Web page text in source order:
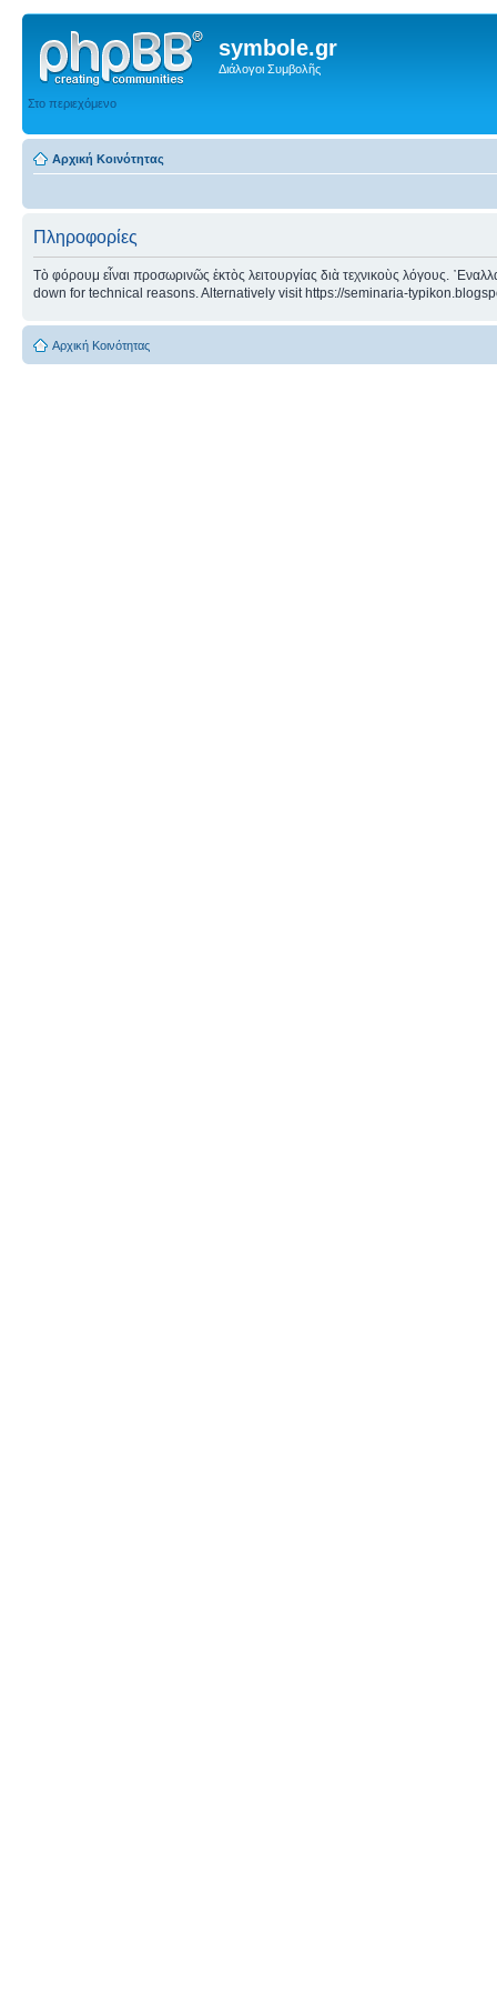
symbole.gr
Διάλογοι Συμβολῆς
Στο περιεχόμενο
Αρχική Κοινότητας
Πληροφορίες
Τὸ φόρουμ εἶναι προσωρινῶς ἐκτὸς λειτουργίας διὰ τεχνικοὺς λόγους.
down for technical reasons. Alternatively visit https://seminaria-
Αρχική Κοινότητας